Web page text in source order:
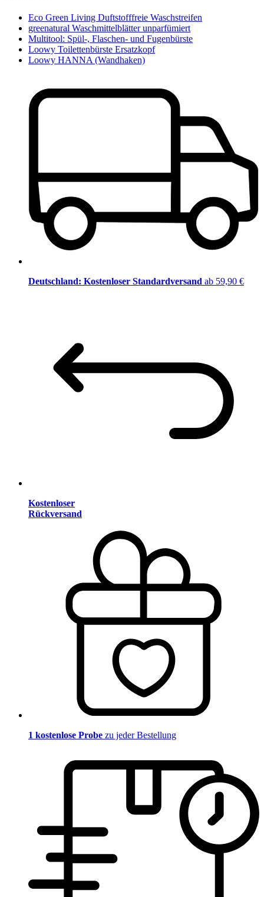
Eco Green Living Duftstofffreie Waschstreifen
greenatural Waschmittelblätter unparfümiert
Multitool: Spül-, Flaschen- und Fugenbürste
Loowy Toilettenbürste Ersatzkopf
Loowy HANNA (Wandhaken)
Deutschland: Kostenloser Standardversand ab 59,90 €
Kostenloser
Rückversand
1 kostenlose Probe zu jeder Bestellung